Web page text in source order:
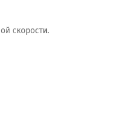
скорости.